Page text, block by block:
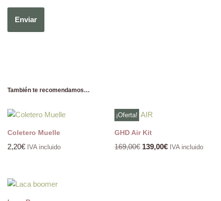
También te recomendamos…
Coletero Muelle
2,20€ IVA incluido
¡Oferta!
GHD Air Kit
169,00€ 139,00€ IVA incluido